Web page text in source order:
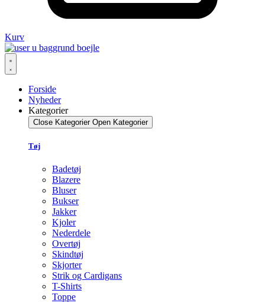
Kurv
Forside
Nyheder
Kategorier
Close Kategorier Open Kategorier
Tøj
Badetøj
Blazere
Bluser
Bukser
Jakker
Kjoler
Nederdele
Overtøj
Skindtøj
Skjorter
Strik og Cardigans
T-Shirts
Toppe